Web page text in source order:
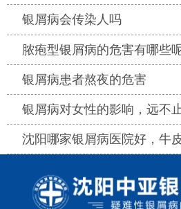
银屑病会传染人吗
脓疱型银屑病的危害有哪些
银屑病患者熬夜的危害
银屑病对女性的影响，远不
沈阳哪家银屑病医院好，牛